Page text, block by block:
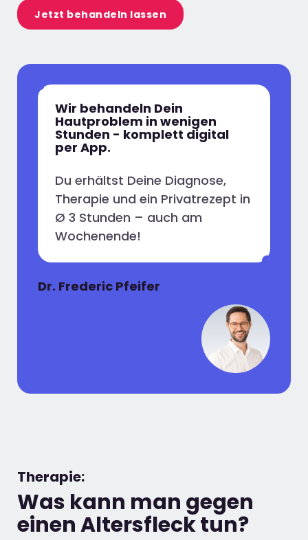
Wir behandeln Dein
Hautproblem in wenigen
Stunden - komplett digital
per App.
Du erhältst Deine Diagnose,
Therapie und ein Privatrezept in
Ø 3 Stunden – auch am
Wochenende!
Dr. Frederic Pfeifer
Jetzt behandeln lassen
Therapie:
Was kann man gegen
einen Altersfleck tun?